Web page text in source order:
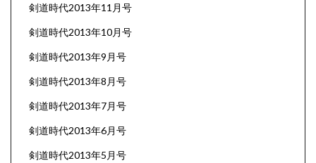
剣道時代2013年11月号
剣道時代2013年10月号
剣道時代2013年9月号
剣道時代2013年8月号
剣道時代2013年7月号
剣道時代2013年6月号
剣道時代2013年5月号